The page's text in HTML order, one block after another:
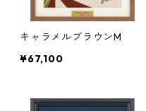
キャラメルブラウンM
¥67,100